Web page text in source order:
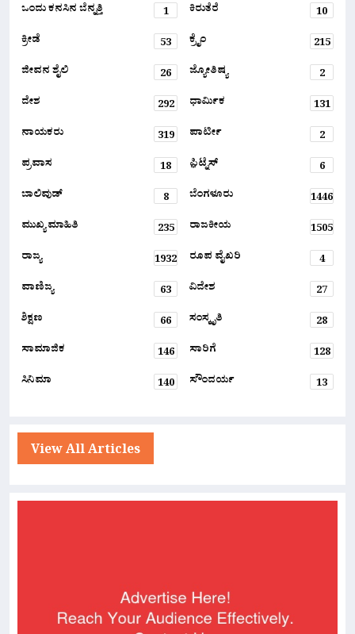
ಒಂದು ಕನಸಿನ ಬೆನ್ನತ್ತಿ
1 ಕಿರುತೆರೆ
10
ಕ್ರೀಡೆ
53 ಕ್ರೈಂ
215
ಜೀವನ ಶೈಲಿ
26 ಜ್ಯೋತಿಷ್ಯ
2
ದೇಶ
292 ಧಾರ್ಮಿಕ
131
ನಾಯಕರು
319 ಪಾರ್ಟೀ
2
ಪ್ರವಾಸ
18 ಫ಼ಿಟ್ನೆಸ್
6
ಬಾಲಿವುಡ್
8 ಬೆಂಗಳೂರು
1446
ಮುಖ್ಯ ಮಾಹಿತಿ
235 ರಾಜಕೀಯ
1505
ರಾಜ್ಯ
1932 ರೂಪ ವೈಖರಿ
4
ವಾಣಿಜ್ಯ
63 ವಿದೇಶ
27
ಶಿಕ್ಷಣ
66 ಸಂಸ್ಕೃತಿ
28
ಸಾಮಾಜಿಕ
146 ಸಾರಿಗೆ
128
ಸಿನಿಮಾ
140 ಸೌಂದರ್ಯ 13
View All Articles